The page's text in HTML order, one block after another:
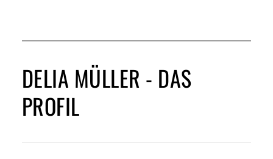
DELIA MÜLLER - DAS
PROFIL